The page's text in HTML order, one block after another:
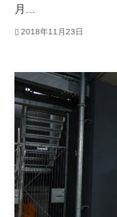
月...
2018年11月23日